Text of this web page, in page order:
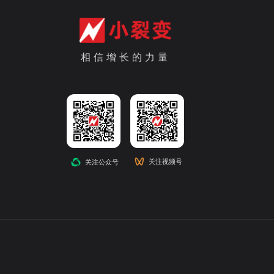
相信增长的力量
关注公众号 关注视频号